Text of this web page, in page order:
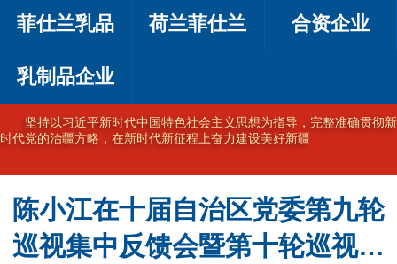
菲仕兰乳品 荷兰菲仕兰 合资企业
乳制品企业
坚持以习近平新时代中国特色社会主义思想为指导，完整准确贯彻新
时代党的治疆方略，在新时代新征程上奋力建设美好新疆
陈小江在十届自治区党委第九轮
巡视集中反馈会暨第十轮巡视动